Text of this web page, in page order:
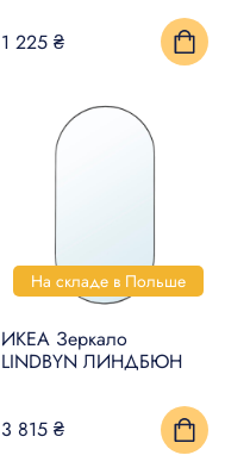
1 225 ₴
На складе в Польше
ИКЕА Зеркало
LINDBYN ЛИНДБЮН
3 815 ₴